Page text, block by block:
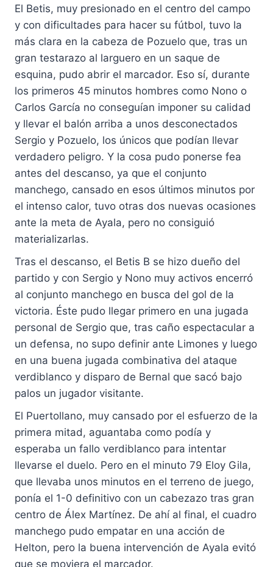
El Betis, muy presionado en el centro del campo
y con dificultades para hacer su fútbol, tuvo la
más clara en la cabeza de Pozuelo que, tras un
gran testarazo al larguero en un saque de
esquina, pudo abrir el marcador. Eso sí, durante
los primeros 45 minutos hombres como Nono o
Carlos García no conseguían imponer su calidad
y llevar el balón arriba a unos desconectados
Sergio y Pozuelo, los únicos que podían llevar
verdadero peligro. Y la cosa pudo ponerse fea
antes del descanso, ya que el conjunto
manchego, cansado en esos últimos minutos por
el intenso calor, tuvo otras dos nuevas ocasiones
ante la meta de Ayala, pero no consiguió
materializarlas.
Tras el descanso, el Betis B se hizo dueño del
partido y con Sergio y Nono muy activos encerró
al conjunto manchego en busca del gol de la
victoria. Éste pudo llegar primero en una jugada
personal de Sergio que, tras caño espectacular a
un defensa, no supo definir ante Limones y luego
en una buena jugada combinativa del ataque
verdiblanco y disparo de Bernal que sacó bajo
palos un jugador visitante.
El Puertollano, muy cansado por el esfuerzo de la
primera mitad, aguantaba como podía y
esperaba un fallo verdiblanco para intentar
llevarse el duelo. Pero en el minuto 79 Eloy Gila,
que llevaba unos minutos en el terreno de juego,
ponía el 1-0 definitivo con un cabezazo tras gran
centro de Álex Martínez. De ahí al final, el cuadro
manchego pudo empatar en una acción de
Helton, pero la buena intervención de Ayala evitó
que se moviera el marcador.